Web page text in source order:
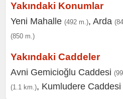
Yakındaki Konumlar
Yeni Mahalle (492 m.), Arda
(850 m.)
Yakındaki Caddeler
Avni Gemicioğlu Caddesi
(1.1 km.), Kumludere Caddesi